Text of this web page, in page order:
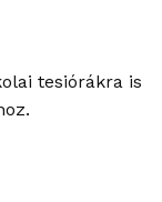
tesiórákra is